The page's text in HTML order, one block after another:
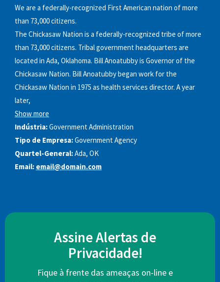
We are a federally-recognized First American nation of more
than 73,000 citizens.
The Chickasaw Nation is a federally-recognized tribe of more
than 73,000 citizens. Tribal government headquarters are
located in Ada, Oklahoma. Bill Anoatubby is Governor of the
Chickasaw Nation. Bill Anoatubby began work for the
Chickasaw Nation in 1975 as health services director. A year
later,
Show more
Indústria:Government Administration
Tipo de Empresa:Government Agency
Quartel-General:Ada, OK
Email: email@domain.com
Assine Alertas de
Privacidade!
Fique à frente das ameaças on-line e